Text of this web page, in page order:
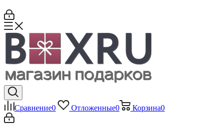
Сравнение0 Отложенные0 Корзина0